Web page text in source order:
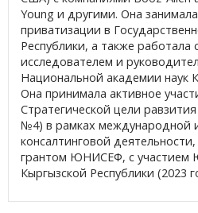
Young и другими. Она
приватизации в
Республики, а также работала
исследователем и
Национальной академии наук
Она принимала активное
Стратегической цели
№4) в рамках международной
консалтинговой
грантом ЮНИСЕФ, с
Кыргызской Республики (2023